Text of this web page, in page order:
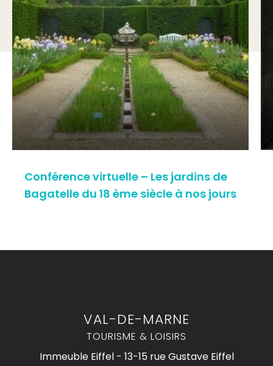
Conférence virtuelle – Les jardins de
Bagatelle du 18 ème siècle à nos jours
VAL-DE-MARNE
TOURISME & LOISIRS
Immeuble Eiffel - 13-15 rue Gustave Eiffel